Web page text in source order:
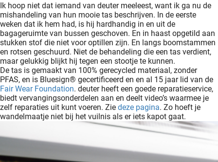
Ik hoop niet dat iemand van deuter meeleest, want ik ga nu de
mishandeling van hun mooie tas beschrijven. In de eerste
weken dat ik hem had, is hij hardhandig in en uit de
bagageruimte van bussen geschoven. En in haast opgetild aan
stukken stof die niet voor optillen zijn. En langs boomstammen
en rotsen geschuurd. Niet de behandeling die een tas verdient,
maar gelukkig blijkt hij tegen een stootje te kunnen.
De tas is gemaakt van 100% gerecycled materiaal, zonder
PFAS, en is Bluesign® gecertificeerd en en al 15 jaar lid van de
Fair Wear Foundation. deuter heeft een goede reparatieservice,
biedt vervangingsonderdelen aan en deelt video’s waarmee je
zelf reparaties uit kunt voeren. Zie deze pagina. Zo hoeft je
wandelmaatje niet bij het vuilnis als er iets kapot gaat.